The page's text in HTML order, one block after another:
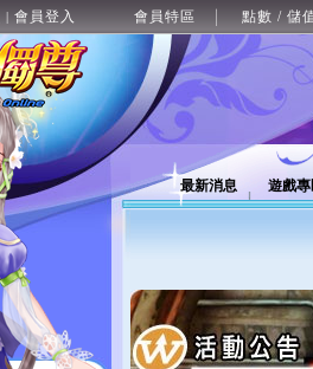
| 會員登入 會員特區 點數 / 儲
最新消息 遊戲